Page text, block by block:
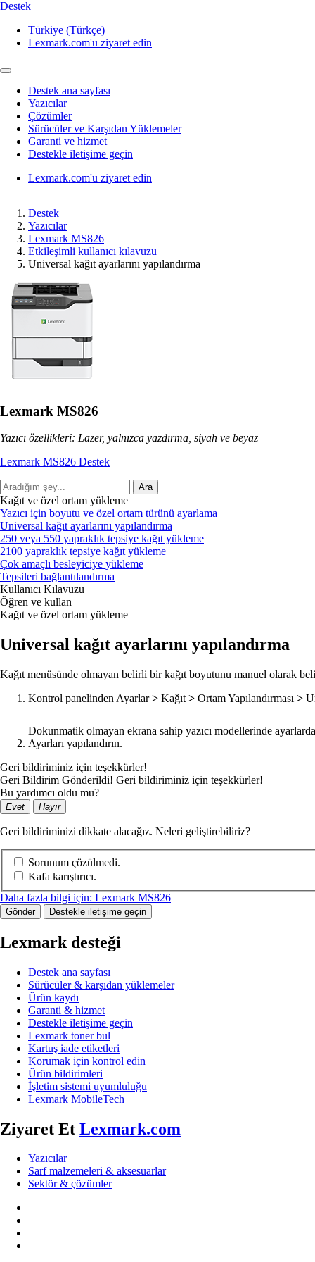
Destek
Türkiye (Türkçe)
Lexmark.com'u ziyaret edin
Destek ana sayfası
Yazıcılar
Çözümler
Sürücüler ve Karşıdan Yüklemeler
Garanti ve hizmet
Destekle iletişime geçin
Lexmark.com'u ziyaret edin
Destek
Yazıcılar
Lexmark MS826
Etkileşimli kullanıcı kılavuzu
Universal kağıt ayarlarını yapılandırma
Lexmark MS826
Yazıcı özellikleri: Lazer, yalnızca yazdırma, siyah ve beyaz
Lexmark MS826 Destek
Ara
Kağıt ve özel ortam yükleme
Yazıcı için boyutu ve özel ortam türünü ayarlama
Universal kağıt ayarlarını yapılandırma
250 veya 550 yapraklık tepsiye kağıt yükleme
2100 yapraklık tepsiye kağıt yükleme
Çok amaçlı besleyiciye yükleme
Tepsileri bağlantılandırma
Kullanıcı Kılavuzu
Öğren ve kullan
Kağıt ve özel ortam yükleme
Universal kağıt ayarlarını yapılandırma
Kağıt menüsünde olmayan belirli bir kağıt boyutunu manuel olarak
Kontrol panelinden Ayarlar > Kağıt > Ortam Yapılandırması >
Dokunmatik olmayan ekrana sahip yazıcı modellerinde
Ayarları yapılandırın.
Geri bildiriminiz için teşekkürler!
Geri Bildirim Gönderildi! Geri bildiriminiz için teşekkürler!
Bu yardımcı oldu mu?
Evet Hayır
Geri bildiriminizi dikkate alacağız. Neleri geliştirebiliriz?
Sorunum çözülmedi.
Kafa karıştırıcı.
Daha fazla bilgi için: Lexmark MS826
Gönder Destekle iletişime geçin
Lexmark desteği
Destek ana sayfası
Sürücüler & karşıdan yüklemeler
Ürün kaydı
Garanti & hizmet
Destekle iletişime geçin
Lexmark toner bul
Kartuş iade etiketleri
Korumak için kontrol edin
Ürün bildirimleri
İşletim sistemi uyumluluğu
Lexmark MobileTech
Ziyaret Et Lexmark.com
Yazıcılar
Sarf malzemeleri & aksesuarlar
Sektör & çözümler